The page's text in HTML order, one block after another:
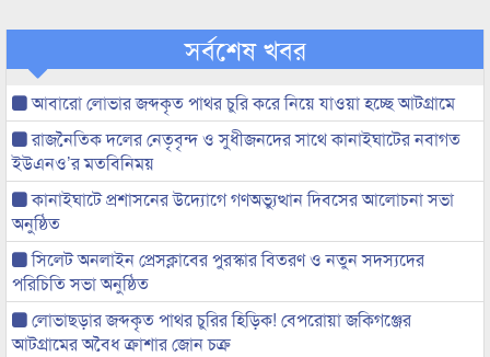
সর্বশেষ খবর
আবারো লোভার জব্দকৃত পাথর চুরি করে নিয়ে যাওয়া হচ্ছে আটগ্রামে
রাজনৈতিক দলের নেতৃবৃন্দ ও সুধীজনদের সাথে কানাইঘাটের নবাগত
ইউএনও’র মতবিনিময়
কানাইঘাটে প্রশাসনের উদ্যোগে গণঅভ্যুত্থান দিবসের আলোচনা সভা
অনুষ্ঠিত
সিলেট অনলাইন প্রেসক্লাবের পুরস্কার বিতরণ ও নতুন সদস্যদের
পরিচিতি সভা অনুষ্ঠিত
লোভাছড়ার জব্দকৃত পাথর চুরির হিড়িক! বেপরোয়া জকিগঞ্জের
আটগ্রামের অবৈধ ক্রাশার জোন চক্র